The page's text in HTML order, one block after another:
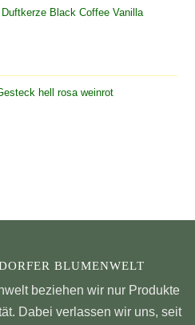
Black Coffee Vanilla
hell rosa weinrot
BLUMENWELT
beziehen wir nur Produkte
Dabei verlassen wir uns, seit